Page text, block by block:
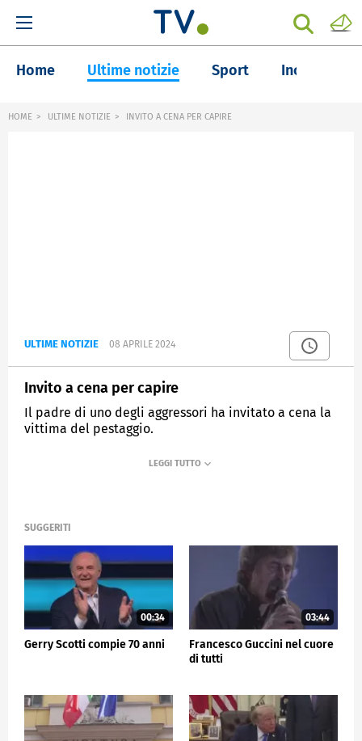
Home Ultime notizie Sport Inchieste
HOME ULTIME NOTIZIE INVITO A CENA PER CAPIRE
ULTIME NOTIZIE 08 APRILE 2024
Invito a cena per capire
Il padre di uno degli aggressori ha invitato a cena la
vittima del pestaggio.
SUGGERITI
00:34
Gerry Scotti compie 70 anni
03:44
Francesco Guccini nel cuore
di tutti